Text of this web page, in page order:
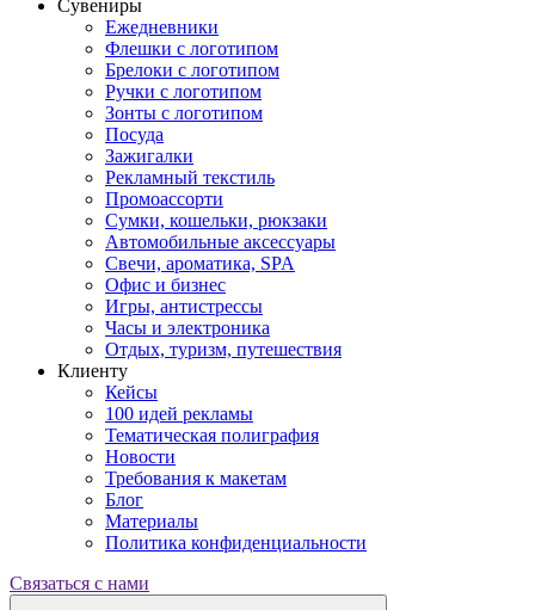
Сувениры
Ежедневники
Флешки с логотипом
Брелоки с логотипом
Ручки с логотипом
Зонты с логотипом
Посуда
Зажигалки
Рекламный текстиль
Промоассорти
Сумки, кошельки, рюкзаки
Автомобильные аксессуары
Свечи, ароматика, SPA
Офис и бизнес
Игры, антистрессы
Часы и электроника
Отдых, туризм, путешествия
Клиенту
Кейсы
100 идей рекламы
Тематическая полиграфия
Новости
Требования к макетам
Блог
Материалы
Политика конфиденциальности
Связаться с нами